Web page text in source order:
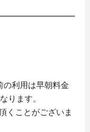
利用は早朝料金
ります。
くことがございま